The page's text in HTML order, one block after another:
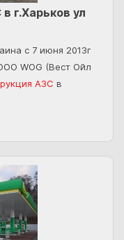
г.Харьков ул
с 7 июня 2013г
WOG (Вест Ойл
АЗС в